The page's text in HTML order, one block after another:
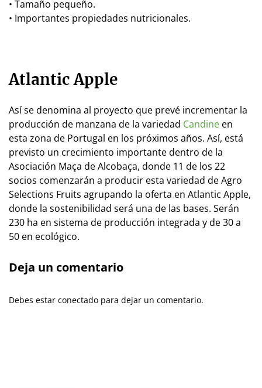
• Tamaño pequeño.
• Importantes propiedades nutricionales.
Atlantic Apple
Así se denomina al proyecto que prevé incrementar la
producción de manzana de la variedad Candine en
esta zona de Portugal en los próximos años. Así, está
previsto un crecimiento importante dentro de la
Asociación Maça de Alcobaça, donde 11 de los 22
socios comenzarán a producir esta variedad de Agro
Selections Fruits agrupando la oferta en Atlantic Apple,
donde la sostenibilidad será una de las bases. Serán
230 ha en sistema de producción integrada y de 30 a
50 en ecológico.
Deja un comentario
Debes estar conectado para dejar un comentario.